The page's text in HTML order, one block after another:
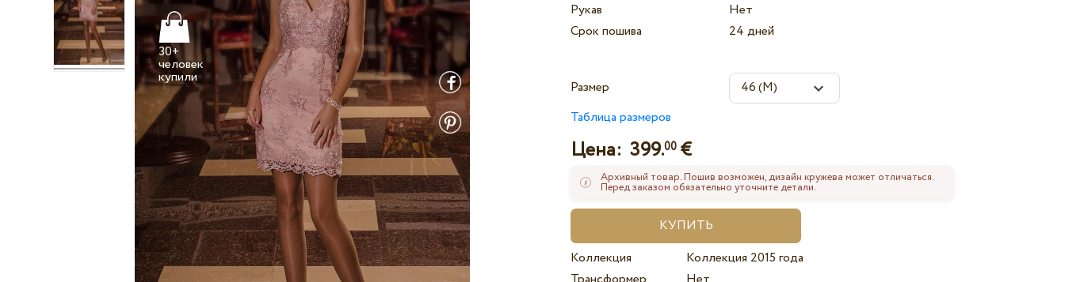
30+
человек
Рукав
Нет
Срок пошива
24 дней
Размер
Таблица размеров
Цена:399.00 €
Архивный товар. Пошив возможен, дизайн кружева может отличаться.
Перед заказом обязательно уточните детали.
Коллекция
Коллекция 2015 года